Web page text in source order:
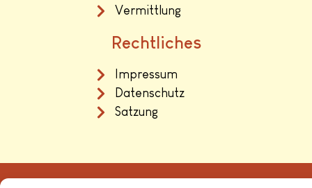
Vermittlung
Rechtliches
Impressum
Datenschutz
Satzung